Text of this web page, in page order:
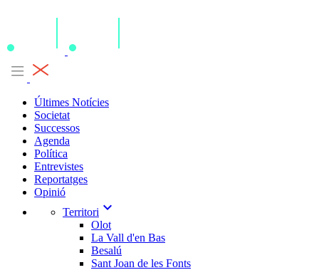
Últimes Notícies
Societat
Successos
Agenda
Política
Entrevistes
Reportatges
Opinió
Territori expand_more
Olot
La Vall d'en Bas
Besalú
Sant Joan de les Fonts